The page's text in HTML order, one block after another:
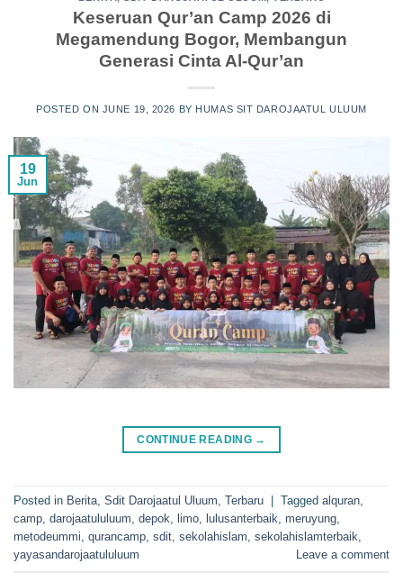
Keseruan Qur’an Camp 2026 di
Megamendung Bogor, Membangun
Generasi Cinta Al-Qur’an
POSTED ON JUNE 19, 2026 BY HUMAS SIT DAROJAATUL ULUUM
19
Jun
CONTINUE READING →
Posted in Berita, Sdit Darojaatul Uluum, Terbaru Tagged alquran,
camp, darojaatululuum, depok, limo, lulusanterbaik, meruyung,
metodeummi, qurancamp, sdit, sekolahislam, sekolahislamterbaik,
yayasandarojaatululuum
Leave a comment